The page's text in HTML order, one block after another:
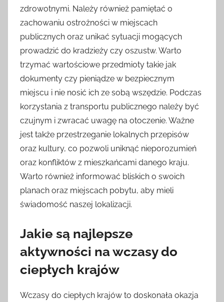
zdrowotnymi. Należy również pamiętać o
zachowaniu ostrożności w miejscach
publicznych oraz unikać sytuacji mogących
prowadzić do kradzieży czy oszustw. Warto
trzymać wartościowe przedmioty takie jak
dokumenty czy pieniądze w bezpiecznym
miejscu i nie nosić ich ze sobą wszędzie. Podczas
korzystania z transportu publicznego należy być
czujnym i zwracać uwagę na otoczenie. Ważne
jest także przestrzeganie lokalnych przepisów
oraz kultury, co pozwoli uniknąć nieporozumień
oraz konfliktów z mieszkańcami danego kraju.
Warto również informować bliskich o swoich
planach oraz miejscach pobytu, aby mieli
świadomość naszej lokalizacji.
Jakie są najlepsze
aktywności na wczasy do
ciepłych krajów
Wczasy do ciepłych krajów to doskonała okazja